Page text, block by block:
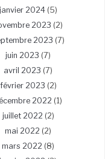
janvier 2024(5)
2023 (2)
2023 (7)
juin 2023 (7)
avril 2023 (7)
février 2023 (2)
2022 (1)
juillet 2022 (2)
mai 2022 (2)
mars 2022 (8)